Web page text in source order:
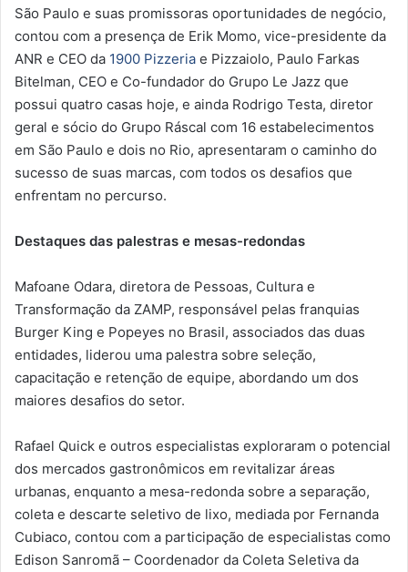
São Paulo e suas promissoras oportunidades de negócio,
contou com a presença de Erik Momo, vice-presidente da
ANR e CEO da 1900 Pizzeria e Pizzaiolo, Paulo Farkas
Bitelman, CEO e Co-fundador do Grupo Le Jazz que
possui quatro casas hoje, e ainda Rodrigo Testa, diretor
geral e sócio do Grupo Ráscal com 16 estabelecimentos
em São Paulo e dois no Rio, apresentaram o caminho do
sucesso de suas marcas, com todos os desafios que
enfrentam no percurso.
Destaques das palestras e mesas-redondas
Mafoane Odara, diretora de Pessoas, Cultura e
Transformação da ZAMP, responsável pelas franquias
Burger King e Popeyes no Brasil, associados das duas
entidades, liderou uma palestra sobre seleção,
capacitação e retenção de equipe, abordando um dos
maiores desafios do setor.
Rafael Quick e outros especialistas exploraram o potencial
dos mercados gastronômicos em revitalizar áreas
urbanas, enquanto a mesa-redonda sobre a separação,
coleta e descarte seletivo de lixo, mediada por Fernanda
Cubiaco, contou com a participação de especialistas como
Edison Sanromã – Coordenador da Coleta Seletiva da